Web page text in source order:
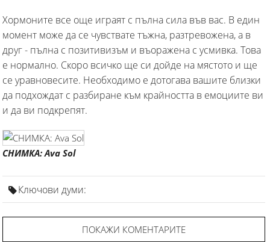
Хормоните все още играят с пълна сила във вас. В един
момент може да се чувствате тъжна, разтревожена, а в
друг - пълна с позитивизъм и въоражена с усмивка. Това
е нормално. Скоро всичко ще си дойде на мястото и ще
се уравновесите. Необходимо е дотогава вашите близки
да подхождат с разбиране към крайността в емоциите ви
и да ви подкрепят.
СНИМКА: Ava Sol
Ключови думи:
ПОКАЖИ КОМЕНТАРИТЕ